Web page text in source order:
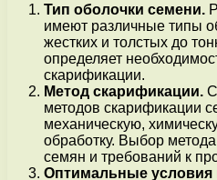
Тип оболочки семени.
имеют различные типы
жестких и толстых до
определяет
скарификации.
Метод скарификации.
методов скарификации
механическую,
обработку. Выбор
семян и требований к
Оптимальные условия